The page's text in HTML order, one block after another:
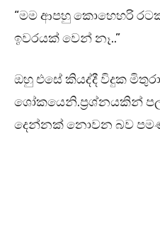
“මම ආපහු කොහෙහරි
ඉවරයක් වෙන් නෑ..”
ඔහු එසේ කියද්දී විදුක
ශෝකයෙනි.ප්‍රශ්නයකින්
දෙන්නක් නොවන බව